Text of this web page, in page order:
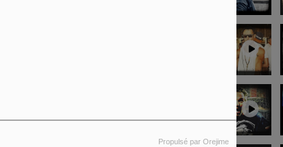
Propulsé par Orejime